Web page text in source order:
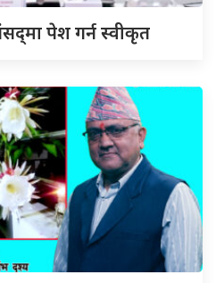
पेश गर्न स्वीकृत